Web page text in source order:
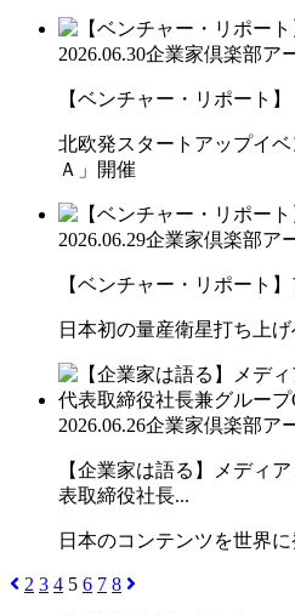
2026.06.30企業家倶楽部ア
【ベンチャー・リポート】
北欧発スタートアップイ
Ａ」開催
2026.06.29企業家倶楽部ア
【ベンチャー・リポート
日本初の量産衛星打ち上
2026.06.26企業家倶楽部ア
【企業家は語る】メディ
表取締役社長...
日本のコンテンツを世界
2 3 4 5 6 7 8